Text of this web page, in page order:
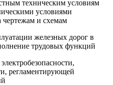
техническим условиям
условиями
чертежам и схемам
железных дорог в
трудовых функций
регламентирующей